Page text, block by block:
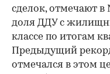
сделок, отмечают в
доля ДДУ с
классе по итогам
Предыдущий
отмечался в этом